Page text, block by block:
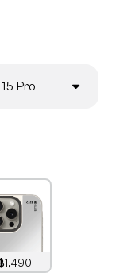
Pro
1,490